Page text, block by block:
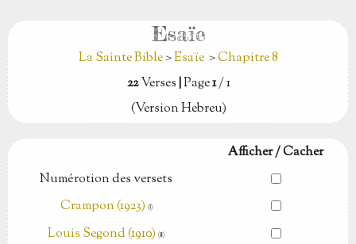
Esaïe
La Sainte Bible>Esaïe >Chapitre 8
22Verses|Page1/ 1
(Version Hebreu)
Afficher / Cacher
Numérotion des versets
Crampon (1923) (Ⅰ)
Louis Segond (1910)(Ⅱ)